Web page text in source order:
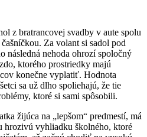
z bratrancovej svadby v aute spolu
Za volant si sadol pod
následná nehoda ohrozí spoločný
ktorého prostriedky majú
konečne vyplatiť. Hodnota
sa už dlho spoliehajú, že tie
ktoré si sami spôsobili.
žijúca na „lepšom“ predmestí, má
hrozivú vyhliadku školného, ktoré